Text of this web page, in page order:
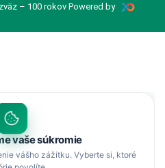
– 100 rokov Powered by
vaše súkromie
vášho zážitku. Vyberte si, ktoré